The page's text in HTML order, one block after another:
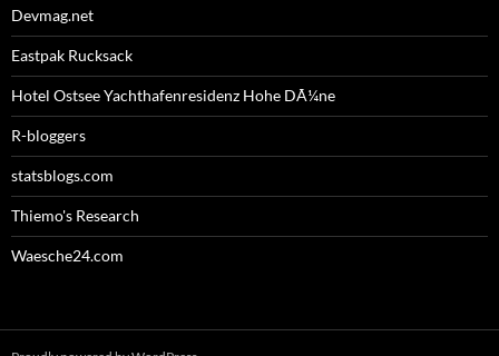
Devmag.net
Eastpak Rucksack
Hotel Ostsee Yachthafenresidenz Hohe DÃ¼ne
R-bloggers
statsblogs.com
Thiemo's Research
Waesche24.com